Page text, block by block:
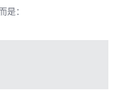
是：